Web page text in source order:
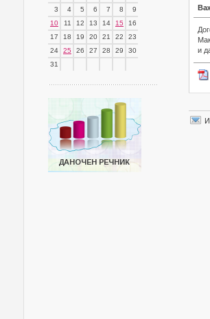
3
4 5 6 7 8
9
10
11 12 13 14 15
16
17
18 19 20 21 22
23
24
25 26 27 28 29
30
31
и